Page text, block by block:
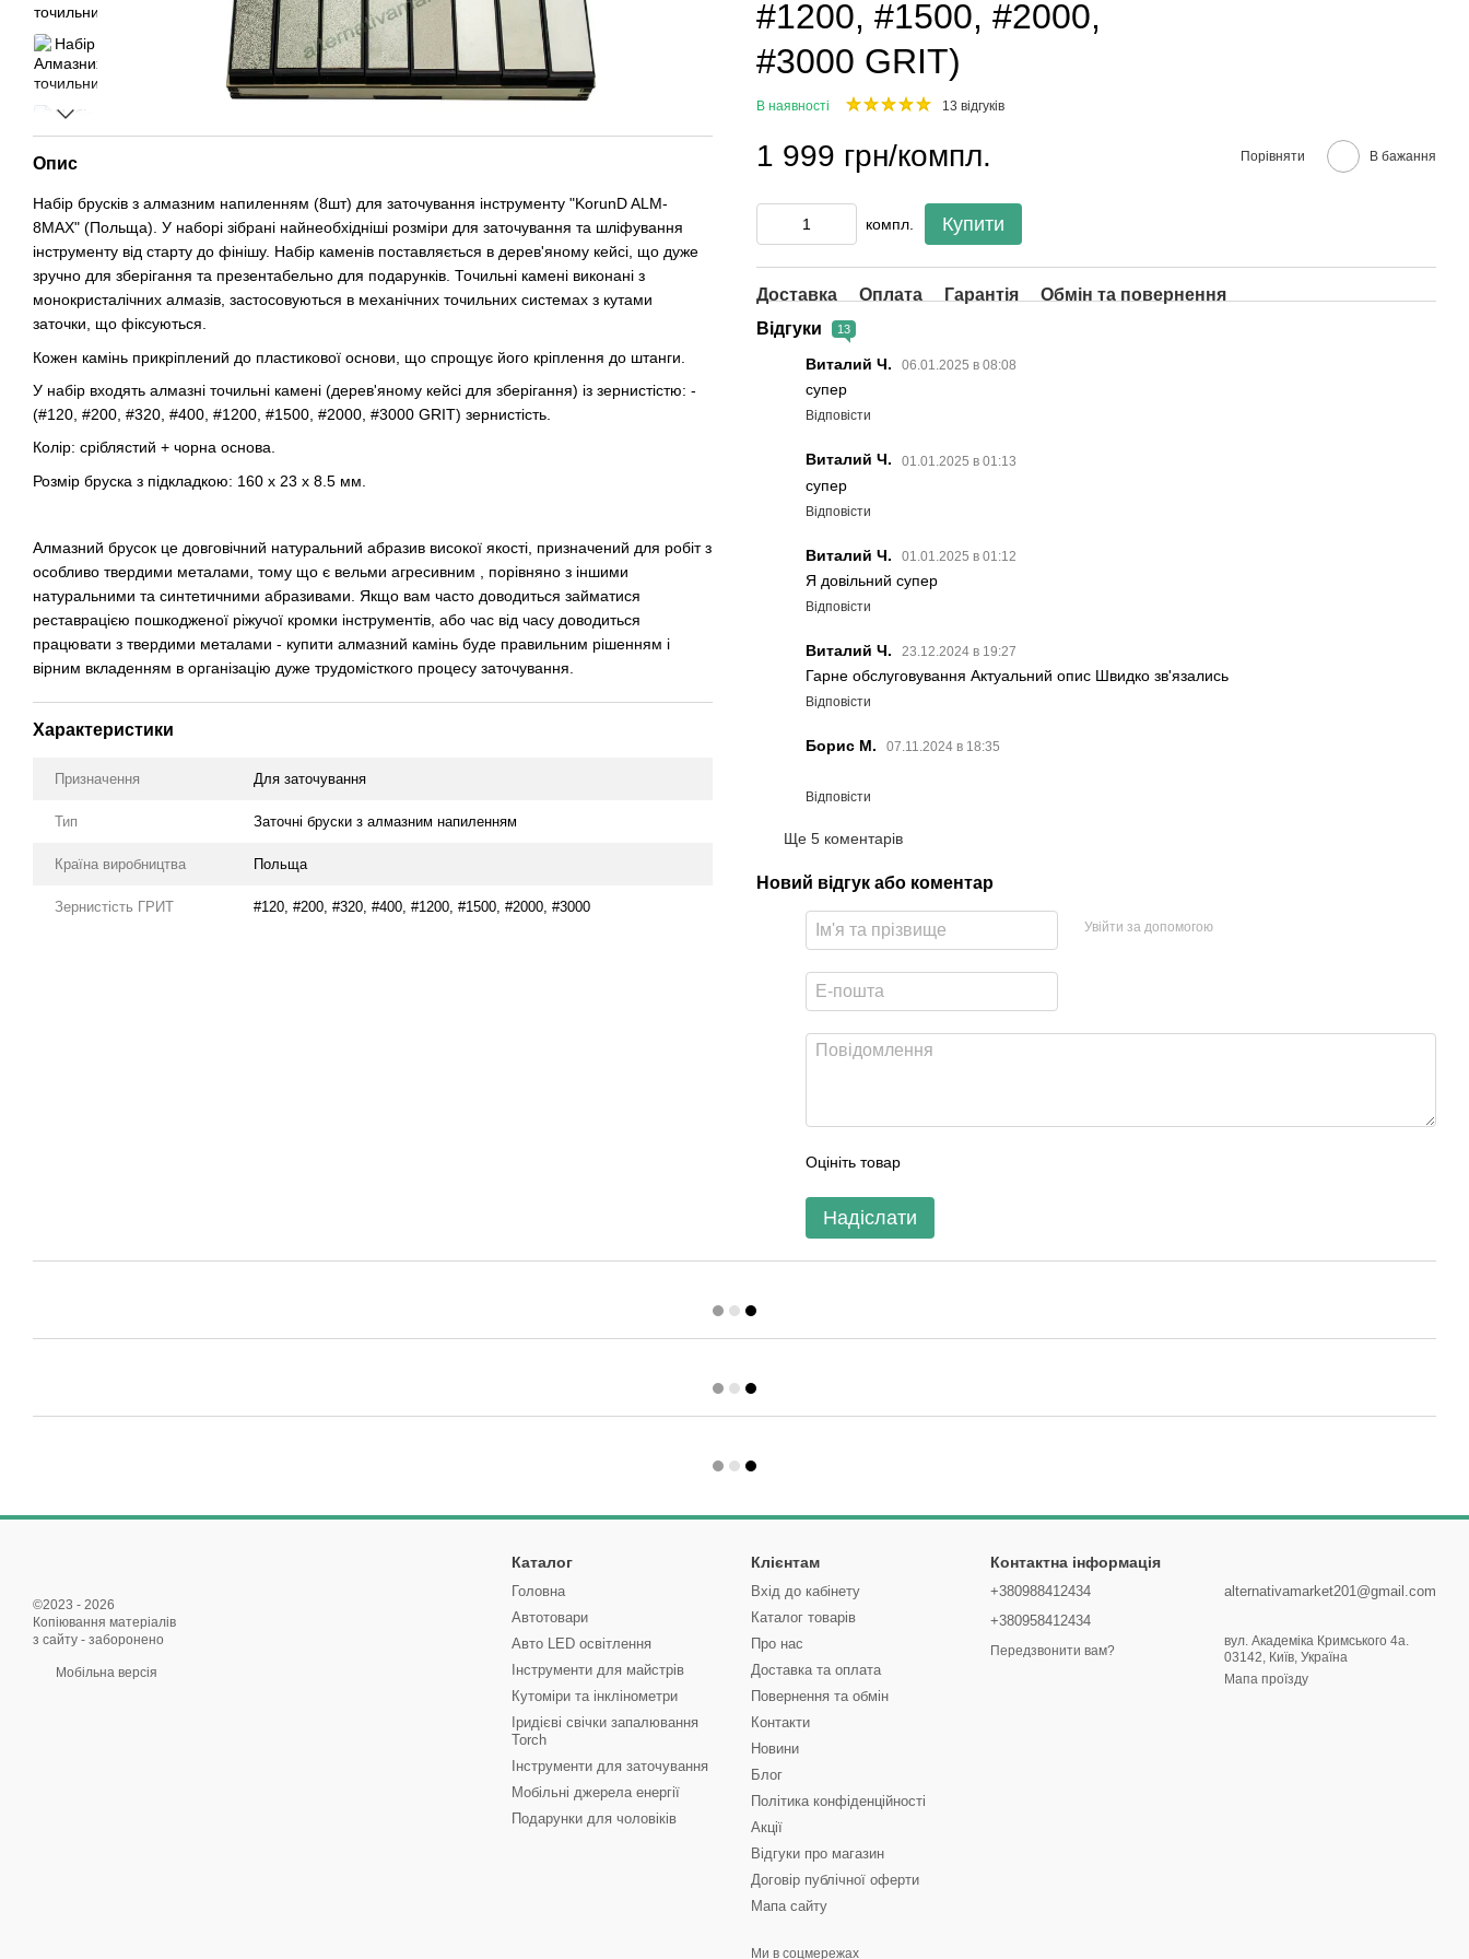
Опис
Набір брусків з алмазним напиленням (8шт) для заточування інструменту "KorunD ALM-
8MAX" (Польща). У наборі зібрані найнеобхідніші розміри для заточування та шліфування
інструменту від старту до фінішу. Набір каменів поставляється в дерев'яному кейсі, що дуже
зручно для зберігання та презентабельно для подарунків. Точильні камені виконані з
монокристалічних алмазів, застосовуються в механічних точильних системах з кутами
заточки, що фіксуються.
Кожен камінь прикріплений до пластикової основи, що спрощує його кріплення до штанги.
У набір входять алмазні точильні камені (дерев'яному кейсі для зберігання) із зернистістю: -
(#120, #200, #320, #400, #1200, #1500, #2000, #3000 GRIT) зернистість.
Колір: сріблястий + чорна основа.
Розмір бруска з підкладкою: 160 х 23 х 8.5 мм.
Алмазний брусок це довговічний натуральний абразив високої якості, призначений для робіт з
особливо твердими металами, тому що є вельми агресивним , порівняно з іншими
натуральними та синтетичними абразивами. Якщо вам часто доводиться займатися
реставрацією пошкодженої ріжучої кромки інструментів, або час від часу доводиться
працювати з твердими металами - купити алмазний камінь буде правильним рішенням і
вірним вкладенням в організацію дуже трудомісткого процесу заточування.
Характеристики
Призначення Для заточування
Тип Заточні бруски з алмазним напиленням
Країна виробництва Польща
Зернистість ГРИТ #120, #200, #320, #400, #1200, #1500, #2000, #3000
#1200, #1500, #2000,
#3000 GRIT)
В наявності 13 відгуків
1 999 грн/компл. Порівняти В бажання
компл. Купити
Доставка Оплата Гарантія
Обмін та повернення
Відгуки
13
Виталий Ч. 06.01.2025 в 08:08
супер
Відповісти
Виталий Ч. 01.01.2025 в 01:13
супер
Відповісти
Виталий Ч. 01.01.2025 в 01:12
Я довільний супер
Відповісти
Виталий Ч. 23.12.2024 в 19:27
Гарне обслуговування Актуальний опис Швидко зв'язались
Відповісти
Борис М. 07.11.2024 в 18:35
Відповісти
Ще 5 коментарів
Новий відгук або коментар
Увійти за допомогою
Оцініть товар
Надіслати
©2023 - 2026
Копіювання матеріалів
з сайту - заборонено
Мобільна версія
Каталог
Головна
Автотовари
Авто LED освітлення
Інструменти для майстрів
Кутоміри та інклінометри
Іридієві свічки запалювання
Torch
Інструменти для заточування
Мобільні джерела енергії
Подарунки для чоловіків
Клієнтам
Вхід до кабінету
Каталог товарів
Про нас
Доставка та оплата
Повернення та обмін
Контакти
Новини
Блог
Політика конфіденційності
Акції
Відгуки про магазин
Договір публічної оферти
Мапа сайту
Ми в соцмережах
Контактна інформація
+380988412434
+380958412434
Передзвонити вам?
alternativamarket201@gmail.com
вул. Академіка Кримського 4а.
03142, Київ, Україна
Мапа проїзду